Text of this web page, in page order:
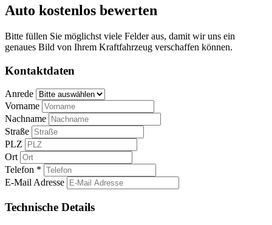
Auto kostenlos bewerten
Bitte füllen Sie möglichst viele Felder aus, damit wir uns ein
genaues Bild von Ihrem Kraftfahrzeug verschaffen können.
Kontaktdaten
Anrede
Vorname
Nachname
Straße
PLZ
Ort
Telefon *
E-Mail Adresse
Technische Details